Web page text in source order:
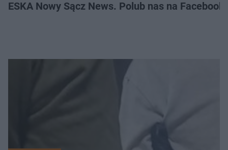
ESKA Nowy Sącz News. Polub nas na